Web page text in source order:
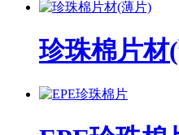
珍珠棉片材